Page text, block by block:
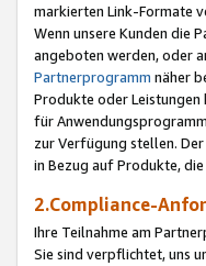
markierten Link-Formate
Wenn unsere Kunden die
angeboten werden, oder
Partnerprogramm näher
Produkte oder Leistungen
für
zur Verfügung stellen.
in Bezug auf Produkte,
2.Compliance-
Ihre Teilnahme am
Sie sind verpflichtet, uns